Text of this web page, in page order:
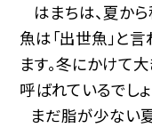
はまちは、夏か
魚は「出世魚」と
ます。冬にかけて
呼ばれているでしょ
まだ脂が少ない